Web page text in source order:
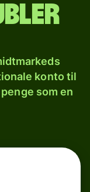
konto til
som en